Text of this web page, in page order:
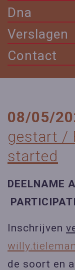
Dna
Verslagen
Contact
08/05/
gestart /
started
DEELNAME
Inschrijven
de soort en